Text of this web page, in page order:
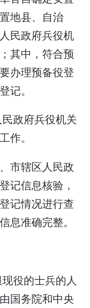
地县、自治
民政府兵役机
其中，符合预
办理预备役登
记。
政府兵役机关
作。
市辖区人民政
记信息核验，
记情况进行查
息准确完整。
役的士兵的人
国务院和中央